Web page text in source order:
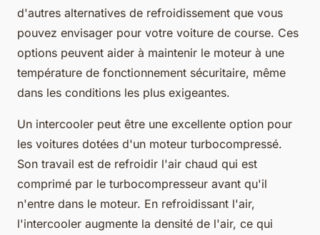
d'autres alternatives de refroidissement que vous
pouvez envisager pour votre voiture de course. Ces
options peuvent aider à maintenir le moteur à une
température de fonctionnement sécuritaire, même
dans les conditions les plus exigeantes.
Un intercooler peut être une excellente option pour
les voitures dotées d'un moteur turbocompressé.
Son travail est de refroidir l'air chaud qui est
comprimé par le turbocompresseur avant qu'il
n'entre dans le moteur. En refroidissant l'air,
l'intercooler augmente la densité de l'air, ce qui